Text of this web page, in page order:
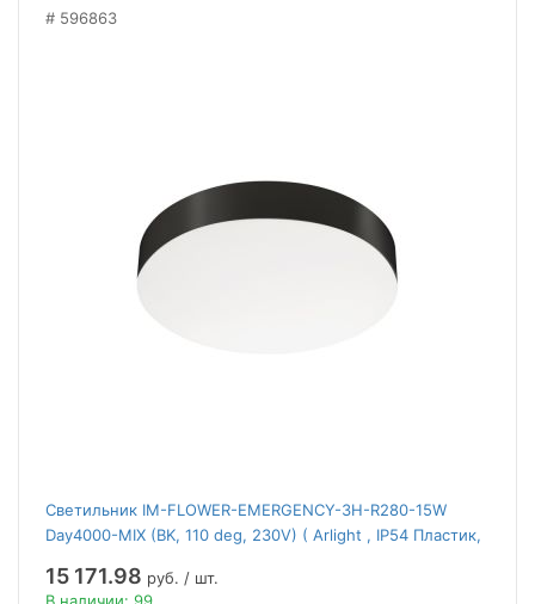
596863
Светильник IM-FLOWER-EMERGENCY-3H-R280-15W
Day4000-MIX (BK, 110 deg, 230V) ( Arlight , IP54 Пластик,
15 171.98 руб. / шт.